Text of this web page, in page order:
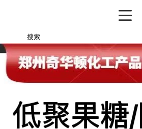
搜索